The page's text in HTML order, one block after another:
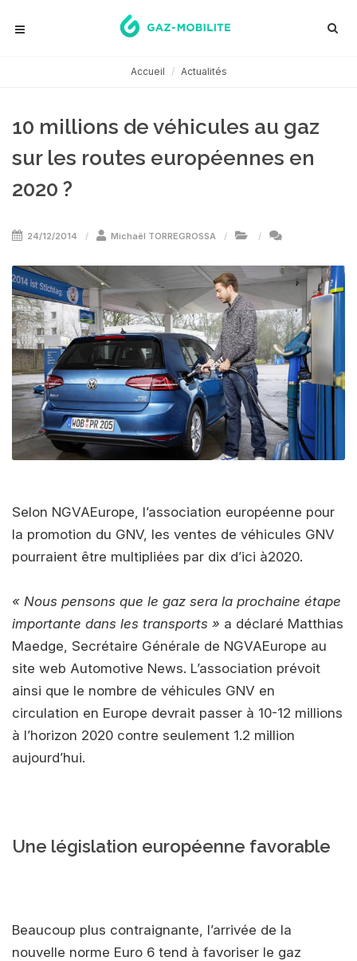
Accueil Actualités
10 millions de véhicules au gaz
sur les routes européennes en
2020 ?
24/12/2014 Michaël TORREGROSSA
Selon NGVAEurope, l’association européenne pour
la promotion du GNV, les ventes de véhicules GNV
pourraient être multipliées par dix d’ici à2020.
« Nous pensons que le gaz sera la prochaine étape
importante dans les transports » a déclaré Matthias
Maedge, Secrétaire Générale de NGVAEurope au
site web Automotive News. L’association prévoit
ainsi que le nombre de véhicules GNV en
circulation en Europe devrait passer à 10-12 millions
à l’horizon 2020 contre seulement 1.2 million
aujourd’hui.
Une législation européenne favorable
Beaucoup plus contraignante, l’arrivée de la
nouvelle norme Euro 6 tend à favoriser le gaz